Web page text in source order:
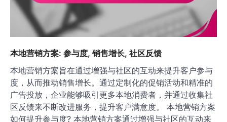
本地营销方案: 参与度, 销售增长, 社区反馈
本地营销方案旨在通过增强与社区的互动来提升客户参与
度，从而推动销售增长。通过定制化的促销活动和精准的
广告投放，企业能够吸引更多本地消费者，并通过收集社
区反馈来不断改进服务，提升客户满意度。 本地营销方案
如何提升参与度? 本地营销方案通过增强与社区的互动来